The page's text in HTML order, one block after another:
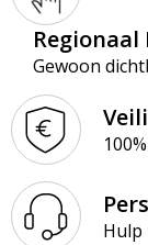
Gewoon
Hulp